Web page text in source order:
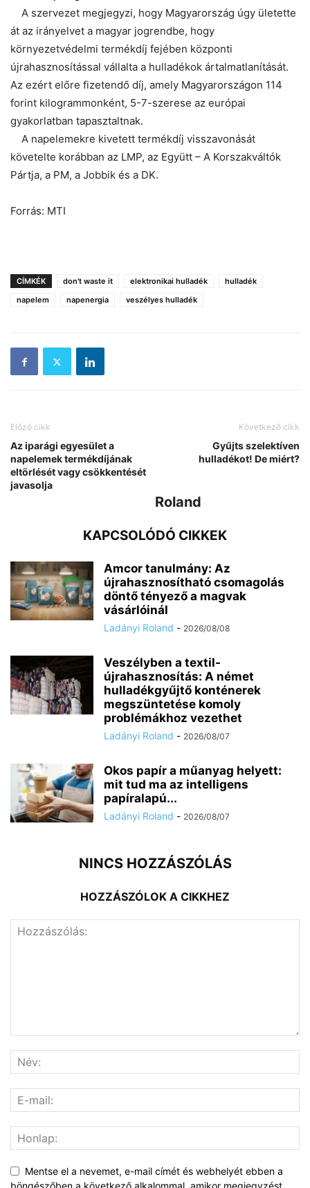
A szervezet megjegyzi, hogy Magyarország úgy ületette
át az irányelvet a magyar jogrendbe, hogy
környezetvédelmi termékdíj fejében központi
újrahasznosítással vállalta a hulladékok ártalmatlanítását.
Az ezért előre fizetendő díj, amely Magyarországon 114
forint kilogrammonként, 5-7-szerese az európai
gyakorlatban tapasztaltnak.
A napelemekre kivetett termékdíj visszavonását
követelte korábban az LMP, az Együtt – A Korszakváltók
Pártja, a PM, a Jobbik és a DK.
Forrás: MTI
CÍMKÉK don't waste it elektronikai hulladék
hulladék
napelem
napenergia veszélyes hulladék
Előző cikk
Az iparági egyesület a
napelemek termékdíjának
eltörlését vagy csökkentését
javasolja
Következő cikk
Gyűjts szelektíven
hulladékot! De miért?
Roland
KAPCSOLÓDÓ CIKKEK
Amcor tanulmány: Az
újrahasznosítható csomagolás
döntő tényező a magvak
vásárlóinál
Ladányi Roland - 2026/08/08
Veszélyben a textil-
újrahasznosítás: A német
hulladékgyűjtő konténerek
megszüntetése komoly
problémákhoz vezethet
Ladányi Roland - 2026/08/07
Okos papír a műanyag helyett:
mit tud ma az intelligens
papíralapú...
Ladányi Roland - 2026/08/07
NINCS HOZZÁSZÓLÁS
HOZZÁSZÓLOK A CIKKHEZ
Mentse el a nevemet, e-mail címét és webhelyét ebben a
böngészőben a következő alkalommal, amikor megjegyzést